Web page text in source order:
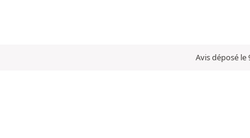
Avis déposé